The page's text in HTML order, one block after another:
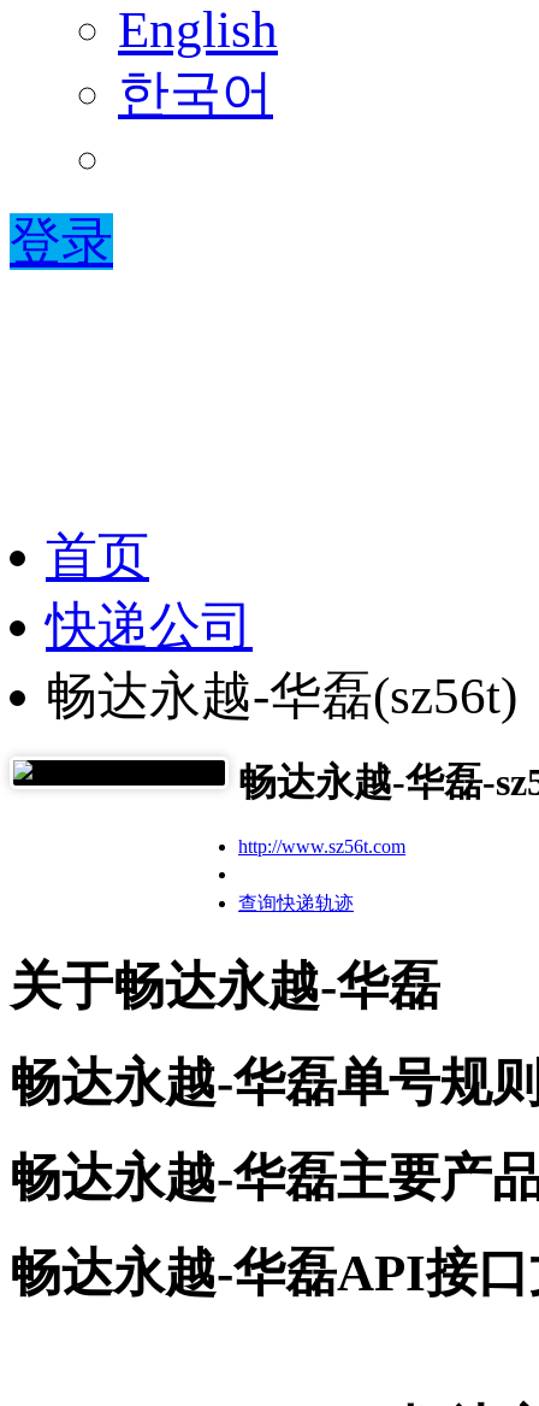
English
한국어
登录
首页
快递公司
畅达永越-华磊(sz56t)
畅达永越-华磊-
http://www.sz56t.com
查询快递轨迹
关于畅达永越-华磊
畅达永越-华磊单号规
畅达永越-华磊主要产
畅达永越-华磊API接